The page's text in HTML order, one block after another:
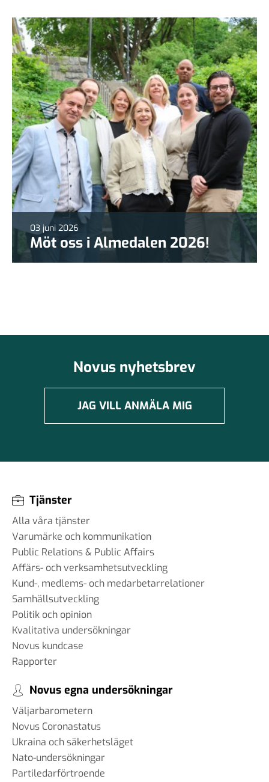
03 juni 2026
Möt oss i Almedalen 2026!
Novus nyhetsbrev
JAG VILL ANMÄLA MIG
Tjänster
Alla våra tjänster
Varumärke och kommunikation
Public Relations & Public Affairs
Affärs- och verksamhetsutveckling
Kund-, medlems- och medarbetarrelationer
Samhällsutveckling
Politik och opinion
Kvalitativa undersökningar
Novus kundcase
Rapporter
Novus egna undersökningar
Väljarbarometern
Novus Coronastatus
Ukraina och säkerhetsläget
Nato-undersökningar
Partiledarförtroende